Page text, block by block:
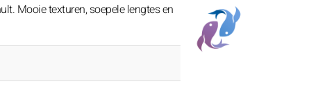
Mooie texturen, soepele lengtes en